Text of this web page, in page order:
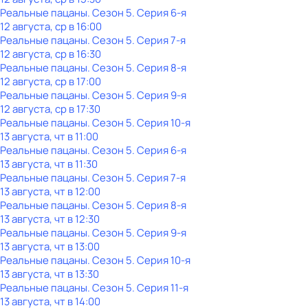
Реальные пацаны. Сезон 5. Серия 6-я
12 августа, ср в 16:00
Реальные пацаны. Сезон 5. Серия 7-я
12 августа, ср в 16:30
Реальные пацаны. Сезон 5. Серия 8-я
12 августа, ср в 17:00
Реальные пацаны. Сезон 5. Серия 9-я
12 августа, ср в 17:30
Реальные пацаны. Сезон 5. Серия 10-я
13 августа, чт в 11:00
Реальные пацаны. Сезон 5. Серия 6-я
13 августа, чт в 11:30
Реальные пацаны. Сезон 5. Серия 7-я
13 августа, чт в 12:00
Реальные пацаны. Сезон 5. Серия 8-я
13 августа, чт в 12:30
Реальные пацаны. Сезон 5. Серия 9-я
13 августа, чт в 13:00
Реальные пацаны. Сезон 5. Серия 10-я
13 августа, чт в 13:30
Реальные пацаны. Сезон 5. Серия 11-я
13 августа, чт в 14:00